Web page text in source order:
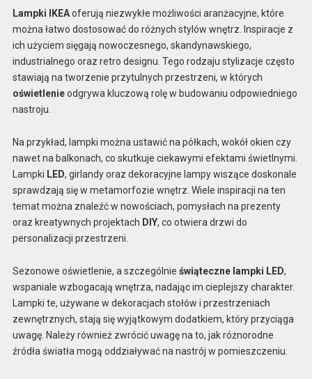
Lampki IKEAoferują niezwykłe możliwości aranżacyjne, które
można łatwo dostosować do różnych stylów wnętrz. Inspiracje z
ich użyciem sięgają nowoczesnego, skandynawskiego,
industrialnego oraz retro designu. Tego rodzaju stylizacje często
stawiają na tworzenie przytulnych przestrzeni, w których
oświetlenieodgrywa kluczową rolę w budowaniu odpowiedniego
nastroju.
Na przykład, lampki można ustawić na półkach, wokół okien czy
nawet na balkonach, co skutkuje ciekawymi efektami świetlnymi.
Lampki LED, girlandy oraz dekoracyjne lampy wiszące doskonale
sprawdzają się w metamorfozie wnętrz. Wiele inspiracji na ten
temat można znaleźć w nowościach, pomysłach na prezenty
oraz kreatywnych projektach DIY, co otwiera drzwi do
personalizacji przestrzeni.
Sezonowe oświetlenie, a szczególnie świąteczne lampki LED,
wspaniale wzbogacają wnętrza, nadając im cieplejszy charakter.
Lampki te, używane w dekoracjach stołów i przestrzeniach
zewnętrznych, stają się wyjątkowym dodatkiem, który przyciąga
uwagę. Należy również zwrócić uwagę na to, jak różnorodne
źródła światła mogą oddziaływać na nastrój w pomieszczeniu.